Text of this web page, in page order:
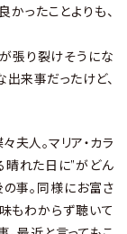
ったことよりも、
張り裂けそうにな
出来事だったけど、
夫人。マリア・カラ
晴れた日に”がどん
事。同様にお富さ
もわからず聴いて